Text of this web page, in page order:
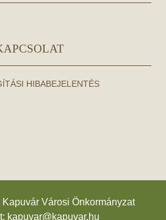
HIBABEJELENTÉS
Városi Önkormányzat
kapuvar@kapuvar.hu